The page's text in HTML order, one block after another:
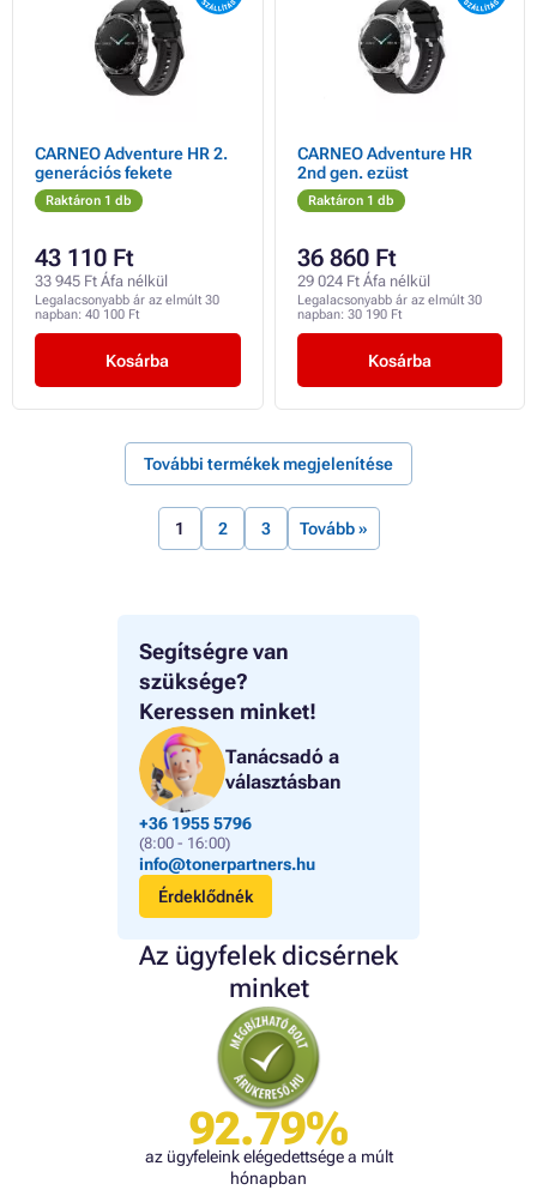
Segítségre van
szüksége?
Keressen minket!
Tanácsadó a
választásban
+36 1955 5796
(8:00 - 16:00)
info@tonerpartners.hu
Érdeklődnék
Az ügyfelek dicsérnek
minket
92.79%
az ügyfeleink elégedettsége a múlt
hónapban
CARNEO Adventure HR 2.
generációs fekete
Raktáron 1 db
43 110 Ft
33 945 Ft Áfa nélkül
Legalacsonyabb ár az elmúlt 30
napban: 40 100 Ft
Kosárba
CARNEO Adventure HR
2nd gen. ezüst
Raktáron 1 db
36 860 Ft
29 024 Ft Áfa nélkül
Legalacsonyabb ár az elmúlt 30
napban: 30 190 Ft
Kosárba
További termékek megjelenítése
1 2 3 Tovább »